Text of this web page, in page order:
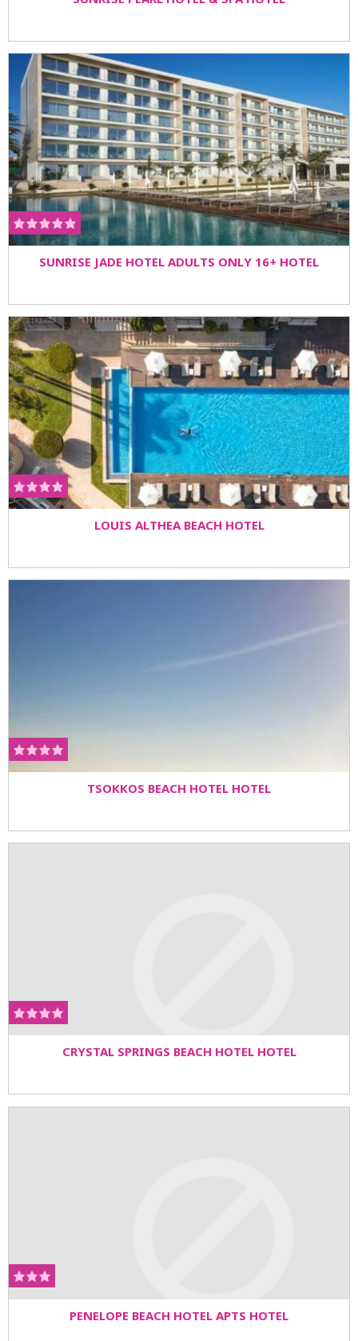
SUNRISE JADE HOTEL ADULTS ONLY 16+ HOTEL
LOUIS ALTHEA BEACH HOTEL
TSOKKOS BEACH HOTEL HOTEL
CRYSTAL SPRINGS BEACH HOTEL HOTEL
PENELOPE BEACH HOTEL APTS HOTEL